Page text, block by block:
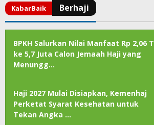
BPKH Salurkan Nilai Manfaat Rp 2,06 T
ke 5,7 Juta Calon Jemaah Haji yang
Menungg…
Haji 2027 Mulai Disiapkan, Kemenhaj
Perketat Syarat Kesehatan untuk
Tekan Angka …